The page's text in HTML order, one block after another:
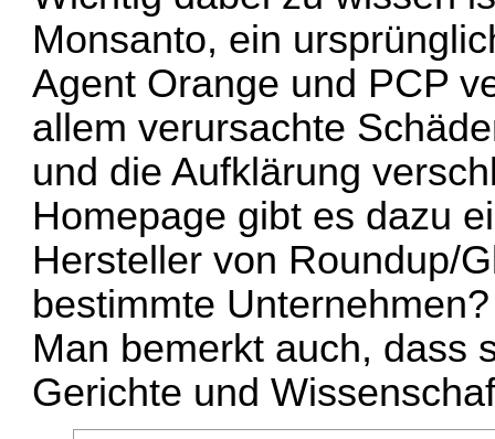
Monsanto, ein
Agent Orange und PCP
allem verursachte
und die Aufklärung
Homepage gibt es dazu
Hersteller von Roundup/
bestimmte Unternehmen?
Man bemerkt auch, dass
Gerichte und